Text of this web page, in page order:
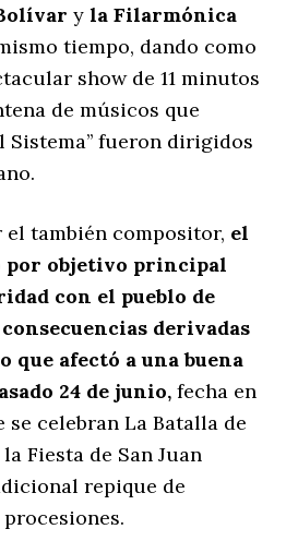
yla Filarmónica
tiempo, dando como
show de 11 minutos
de músicos que
Sistema’’ fueron dirigidos
también compositor, el
por objetivo principal
con el pueblo de
derivadas
que afectó a una buena
24 de junio,fecha en
se celebran La Batalla de
la Fiesta de San Juan
repique de